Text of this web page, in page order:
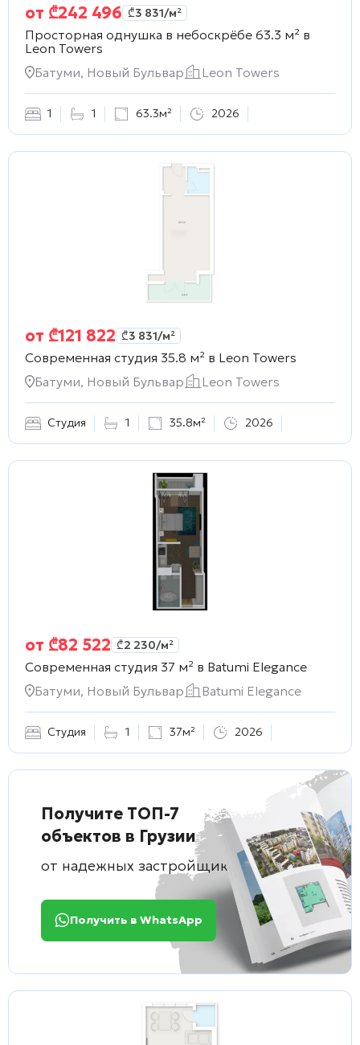
от ₾242 496 ₾3 831/м²
Просторная однушка в небоскрёбе 63.3 м² в
Leon Towers
Батуми, Новый Бульвар
Leon Towers
1 1 63.3м² 2026
от ₾121 822 ₾3 831/м²
Современная студия 35.8 м² в Leon Towers
Батуми, Новый Бульвар
Leon Towers
Студия 1 35.8м² 2026
от ₾82 522 ₾2 230/м²
Современная студия 37 м² в Batumi Elegance
Батуми, Новый Бульвар
Batumi Elegance
Студия 1 37м² 2026
Получите ТОП-7
объектов в Грузии
от надежных застройщиков
Получить в WhatsApp